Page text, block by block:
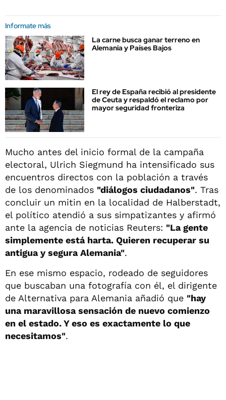
Informate más
La carne busca ganar terreno en
Alemania y Países Bajos
El rey de España recibió al presidente
de Ceuta y respaldó el reclamo por
mayor seguridad fronteriza
Mucho antes del inicio formal de la campaña
electoral, Ulrich Siegmund ha intensificado sus
encuentros directos con la población a través
de los denominados "diálogos ciudadanos". Tras
concluir un mitin en la localidad de Halberstadt,
el político atendió a sus simpatizantes y afirmó
ante la agencia de noticias Reuters: "La gente
simplemente está harta. Quieren recuperar su
antigua y segura Alemania".
En ese mismo espacio, rodeado de seguidores
que buscaban una fotografía con él, el dirigente
de Alternativa para Alemania añadió que "hay
una maravillosa sensación de nuevo comienzo
en el estado. Y eso es exactamente lo que
necesitamos".